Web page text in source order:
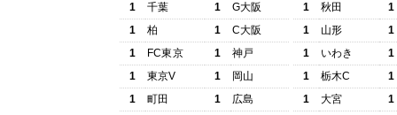
1
千葉 1
G大阪
1
柏 1
C大阪
1
FC東京 1
神戸
1
東京V 1
岡山
1
町田 1
広島
1
秋田
1
1
山形
1
1
いわき
1
1
栃木C
1
1
大宮
1